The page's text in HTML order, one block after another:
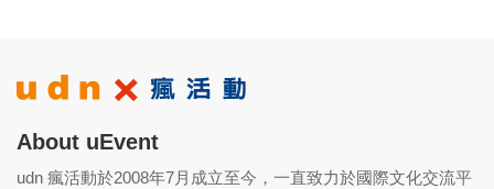
About uEvent
udn 瘋活動於2008年7月成立至今，一直致力於國際文化交流平